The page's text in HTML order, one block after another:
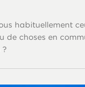
habituellement
de choses en
?